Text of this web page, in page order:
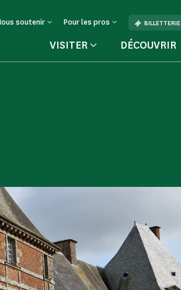
soutenir Pour les pros BILLETTERIE
VISITER DÉCOUVRIR